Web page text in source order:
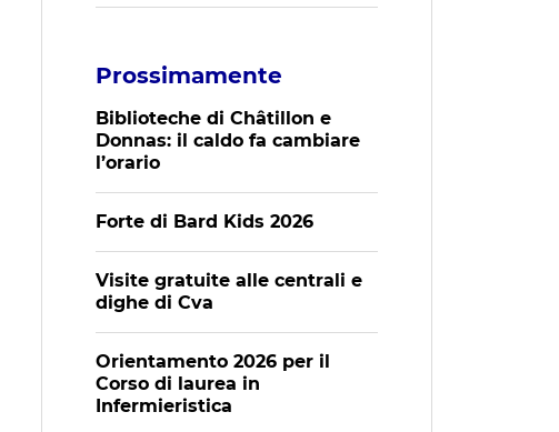
Prossimamente
Biblioteche di Châtillon e
Donnas: il caldo fa cambiare
l’orario
Forte di Bard Kids 2026
Visite gratuite alle centrali e
dighe di Cva
Orientamento 2026 per il
Corso di laurea in
Infermieristica